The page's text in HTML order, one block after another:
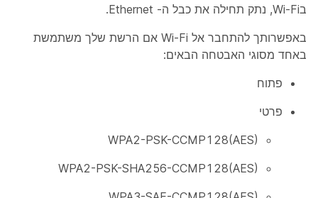
בWi-Fi, נתק תחילה את כבל ה- Ethernet.
באפשרותך להתחבר אל Wi-Fi אם הרשת שלך משתמשת
באחד מסוגי האבטחה הבאים:
פתוח
פרטי
WPA2-PSK-CCMP128(AES)
WPA2-PSK-SHA256-CCMP128(AES)